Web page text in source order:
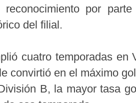
reconocimiento por
del filial.
cuatro temporadas en
convirtió en el máximo
B, la mayor tasa